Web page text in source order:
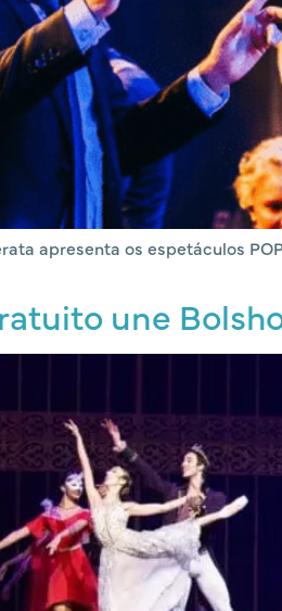
apresenta os espetáculos
une